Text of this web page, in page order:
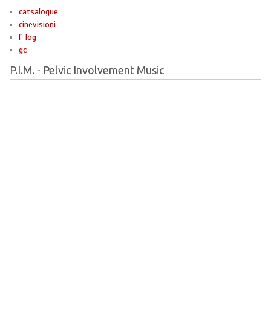
catsalogue
cinevisioni
f-log
gc
P.I.M. - Pelvic Involvement Music